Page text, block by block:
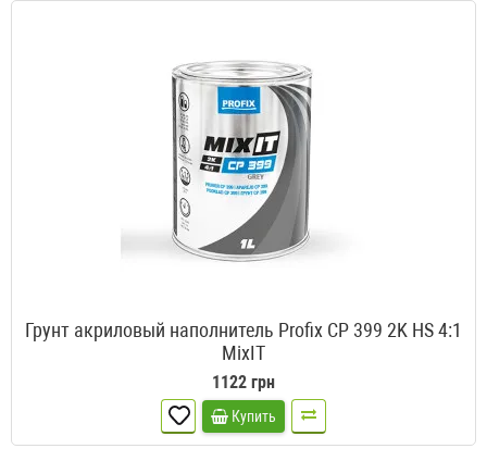
Грунт акриловый наполнитель Profix CP 399 2K HS 4:1
MixIT
1122 грн
Купить